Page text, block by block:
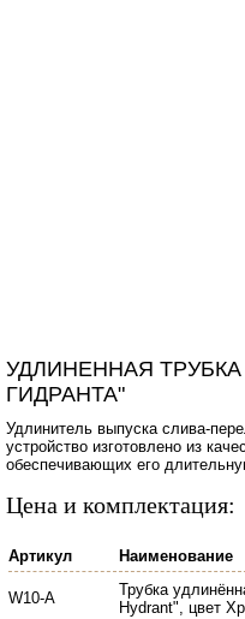
УДЛИНЕННАЯ
ГИДРАНТА"
Удлинитель выпуска слива-
устройство изготовлено из
обеспечивающих его
Цена и комплектация:
Артикул Наименование
W10-A
Трубка
Hydrant", цвет